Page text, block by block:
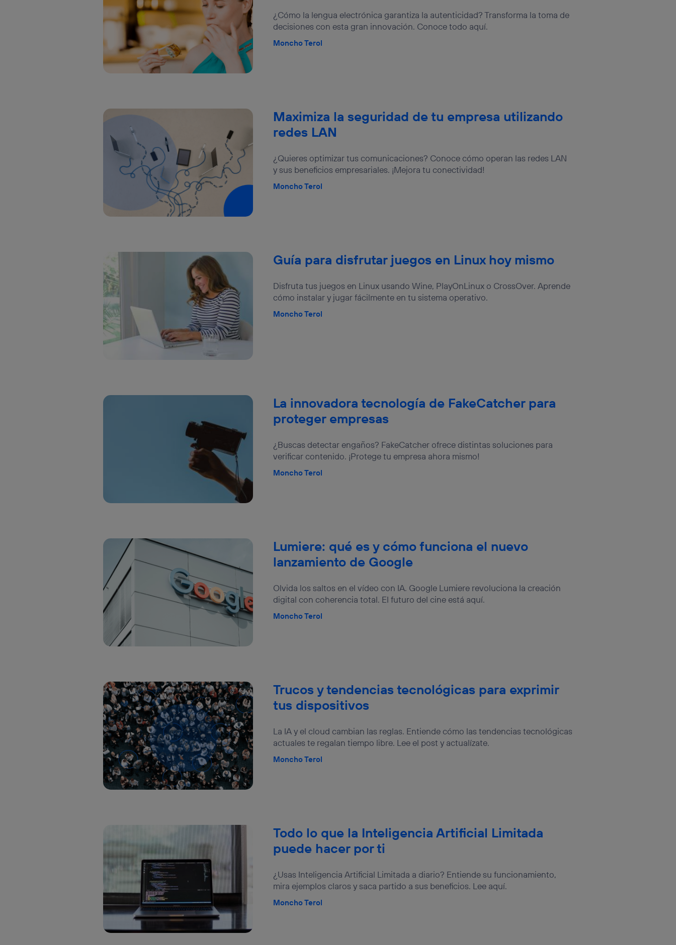
¿Cómo la lengua electrónica garantiza la autenticidad? Transforma la toma de
decisiones con esta gran innovación. Conoce todo aquí.
Moncho Terol
Maximiza la seguridad de tu empresa utilizando
redes LAN
¿Quieres optimizar tus comunicaciones? Conoce cómo operan las redes LAN
y sus beneficios empresariales. ¡Mejora tu conectividad!
Moncho Terol
Guía para disfrutar juegos en Linux hoy mismo
Disfruta tus juegos en Linux usando Wine, PlayOnLinux o CrossOver. Aprende
cómo instalar y jugar fácilmente en tu sistema operativo.
Moncho Terol
La innovadora tecnología de FakeCatcher para
proteger empresas
¿Buscas detectar engaños? FakeCatcher ofrece distintas soluciones para
verificar contenido. ¡Protege tu empresa ahora mismo!
Moncho Terol
Lumiere: qué es y cómo funciona el nuevo
lanzamiento de Google
Olvida los saltos en el vídeo con IA. Google Lumiere revoluciona la creación
digital con coherencia total. El futuro del cine está aquí.
Moncho Terol
Trucos y tendencias tecnológicas para exprimir
tus dispositivos
La IA y el cloud cambian las reglas. Entiende cómo las tendencias tecnológicas
actuales te regalan tiempo libre. Lee el post y actualízate.
Moncho Terol
Todo lo que la Inteligencia Artificial Limitada
puede hacer por ti
¿Usas Inteligencia Artificial Limitada a diario? Entiende su funcionamiento,
mira ejemplos claros y saca partido a sus beneficios. Lee aquí.
Moncho Terol
Si utilizas unaconexión de banda ancha
(p. ej., Wi-Fi), el marketing o análisis se
realizará en función de las actividades de navegación de los miembros del hogar que
hayan dado su consentimiento.
Si utilizas
datos móviles, el marketing será más personalizado, ya que se basará
únicamente en la navegación del usuario del móvil.
Puedes gestionar los consentimientos Utiq seleccionando “Administrar Utiq” en la parte
inferior de esta página web o visitando el